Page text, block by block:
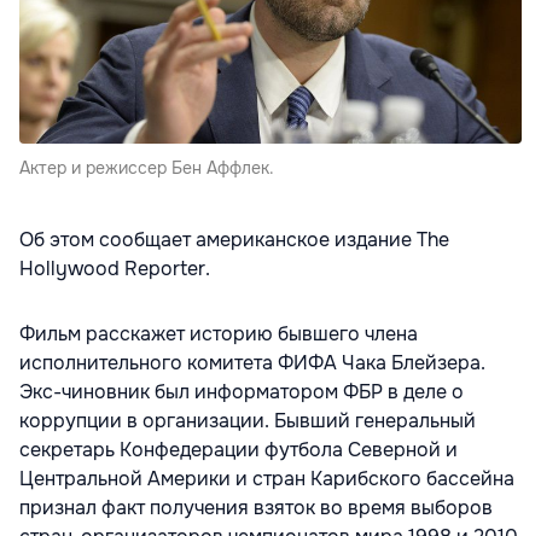
Актер и режиссер Бен Аффлек.
Об этом сообщает американское издание The
Hollywood Reporter.
Фильм расскажет историю бывшего члена
исполнительного комитета ФИФА Чака Блейзера.
Экс-чиновник был информатором ФБР в деле о
коррупции в организации. Бывший генеральный
секретарь Конфедерации футбола Северной и
Центральной Америки и стран Карибского бассейна
признал факт получения взяток во время выборов